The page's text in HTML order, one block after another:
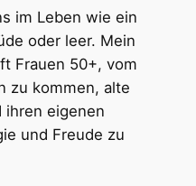
im Leben wie ein
oder leer. Mein
Frauen 50+, vom
zu kommen, alte
ihren eigenen
und Freude zu